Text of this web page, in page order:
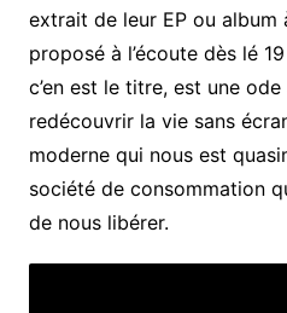
extrait de leur EP ou
proposé à l’écoute dès lé
c’en est le titre, est une
redécouvrir la vie sans
moderne qui nous est
société de consommation
de nous libérer.